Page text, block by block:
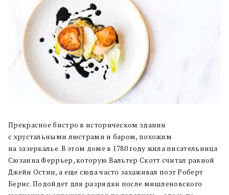
Прекрасное бистро в историческом здании
с хрустальными люстрами и баром, похожим
на зазеркалье. В этом доме в 1780 году жила писательница
Сюзанна Феррьер, которую Вальтер Скотт считал равной
Джейн Остин, а еще сюда часто захаживал поэт Роберт
Бернс. Подойдет для разрядки после мишленовского